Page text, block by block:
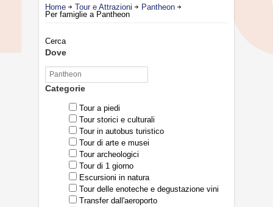
Home Tour e Attrazioni
Pantheon
Per famiglie a Pantheon
Cerca
Dove
Categorie
Tour a piedi
Tour storici e culturali
Tour in autobus turistico
Tour di arte e musei
Tour archeologici
Tour di 1 giorno
Escursioni in natura
Tour delle enoteche e degustazione vini
Transfer dall'aeroporto